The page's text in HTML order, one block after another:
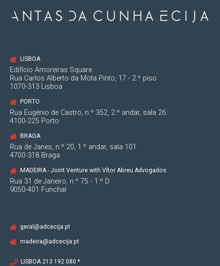
LISBOA
Edifício Amoreiras Square
Rua Carlos Alberto da Mota Pinto, 17 - 2.º piso
1070-313 Lisboa
PORTO
Rua Eugénio de Castro, n.º 352, 2.º andar, sala 26
4100-225 Porto
BRAGA
Rua de Janes, n.º 20, 1.º andar, sala 101
4700-318 Braga
MADEIRA - Joint Venture with Vítor Abreu Advogados
Rua 31 de Janeiro, n.º 75 - 1.º D
9050-401 Funchal
geral@adcecija.pt
madeira@adcecija.pt
LISBOA 213 192 080 *